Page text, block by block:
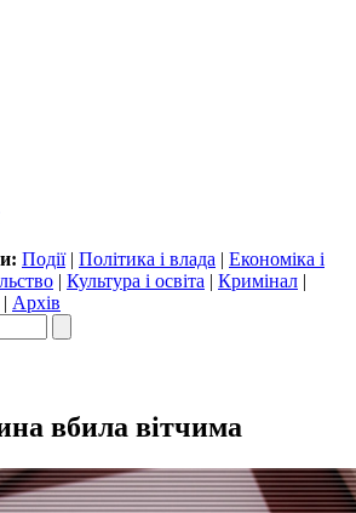
Події| Політика і влада | Економіка і
| Культура і освіта | Кримінал |
| Архів
вбила вітчима